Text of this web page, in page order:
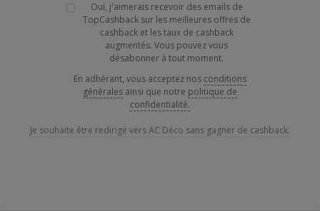
Oui, j'aimerais recevoir des emails de
TopCashback sur les meilleures offres de
cashback et les taux de cashback
augmentés. Vous pouvez vous
désabonner à tout moment.
En adhérant, vous acceptez nos conditions
générales ainsi que notre politique de
confidentialité.
Je souhaite être redirigé vers AC Déco sans gagner de cashback.